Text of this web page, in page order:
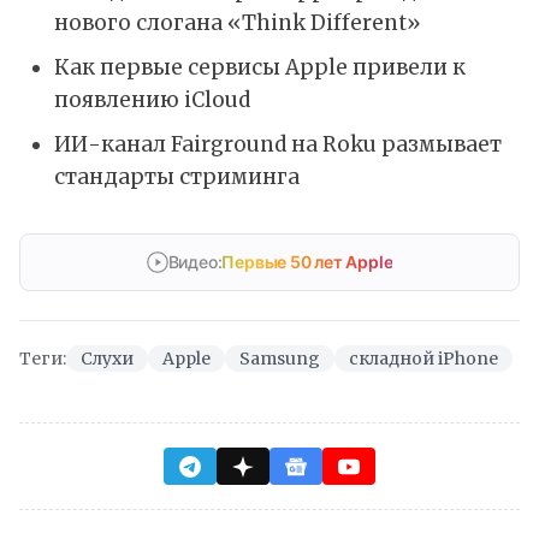
нового слогана «Think Different»
Как первые сервисы Apple привели к
появлению iCloud
ИИ-канал Fairground на Roku размывает
стандарты стриминга
Видео:Первые 50 лет Apple
Теги: Слухи Apple Samsung складной iPhone